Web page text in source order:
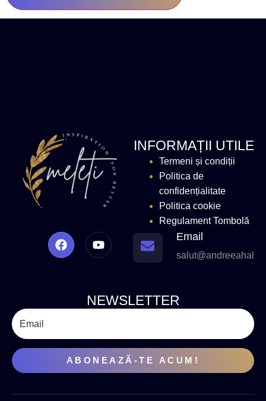
INFORMAȚII UTILE
Termeni și condiții
Politica de
confidențialitate
Politica cookie
Regulament Tombolă
Email
NEWSLETTER
ABONEAZĂ-TE ACUM!